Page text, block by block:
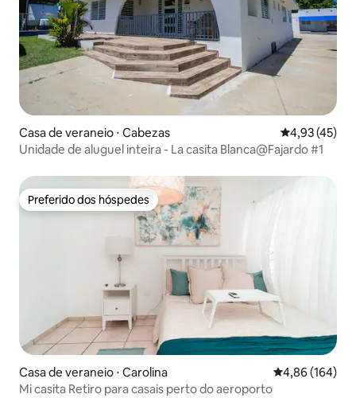
Casa de veraneio ⋅ Cabezas 4,93 de uma
4,93 (45)
Unidade de aluguel inteira - La casita Blanca@Fajardo #1
Preferido dos hóspedes
Preferido dos hóspedes
Casa de veraneio ⋅ Carolina 4,86 de uma
4,86 (164)
Mi casita Retiro para casais perto do aeroporto